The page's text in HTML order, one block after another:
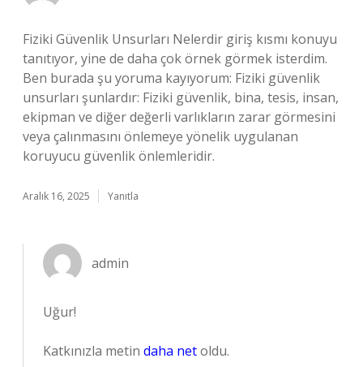
Fiziki Güvenlik Unsurları Nelerdir giriş kısmı konuyu
tanıtıyor, yine de daha çok örnek görmek isterdim.
Ben burada şu yoruma kayıyorum: Fiziki güvenlik
unsurları şunlardır: Fiziki güvenlik, bina, tesis, insan,
ekipman ve diğer değerli varlıkların zarar görmesini
veya çalınmasını önlemeye yönelik uygulanan
koruyucu güvenlik önlemleridir.
Aralık 16, 2025 Yanıtla
admin
Uğur!
Katkınızla metin daha netoldu.